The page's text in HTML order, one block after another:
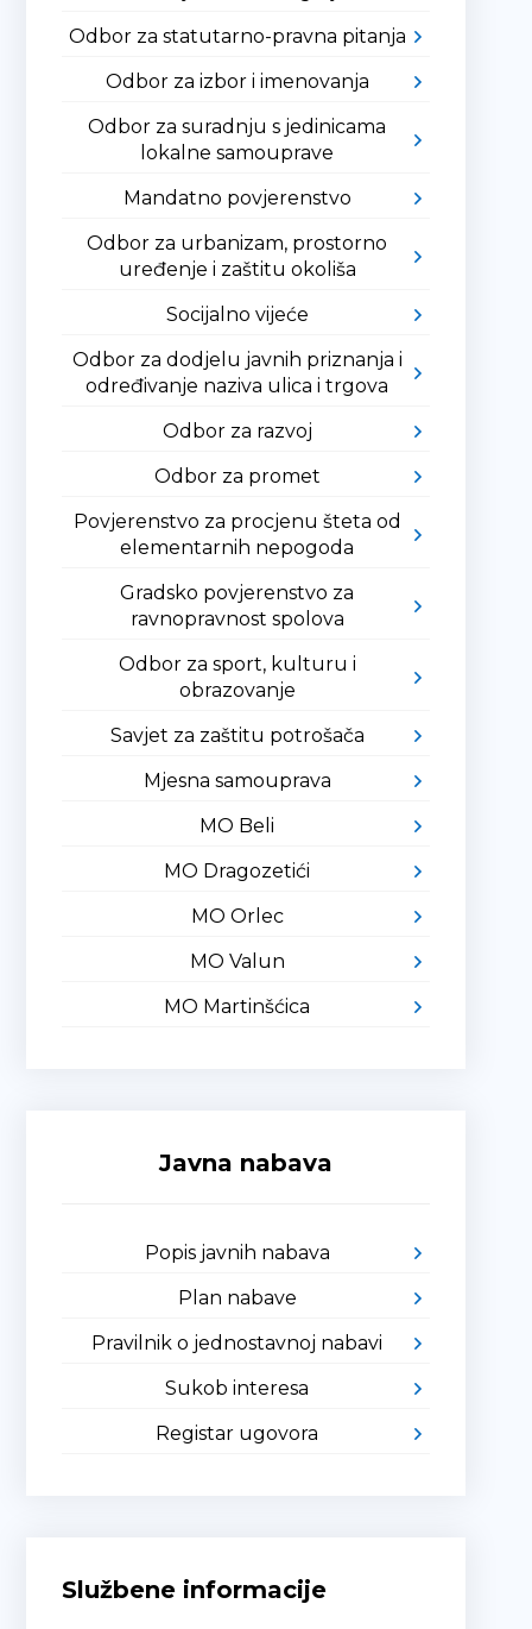
Odbor za statutarno-pravna pitanja
Odbor za izbor i imenovanja
Odbor za suradnju s jedinicama
lokalne samouprave
Mandatno povjerenstvo
Odbor za urbanizam, prostorno
uređenje i zaštitu okoliša
Socijalno vijeće
Odbor za dodjelu javnih priznanja i
određivanje naziva ulica i trgova
Odbor za razvoj
Odbor za promet
Povjerenstvo za procjenu šteta od
elementarnih nepogoda
Gradsko povjerenstvo za
ravnopravnost spolova
Odbor za sport, kulturu i
obrazovanje
Savjet za zaštitu potrošača
Mjesna samouprava
MO Beli
MO Dragozetići
MO Orlec
MO Valun
MO Martinšćica
Javna nabava
Popis javnih nabava
Plan nabave
Pravilnik o jednostavnoj nabavi
Sukob interesa
Registar ugovora
Službene informacije